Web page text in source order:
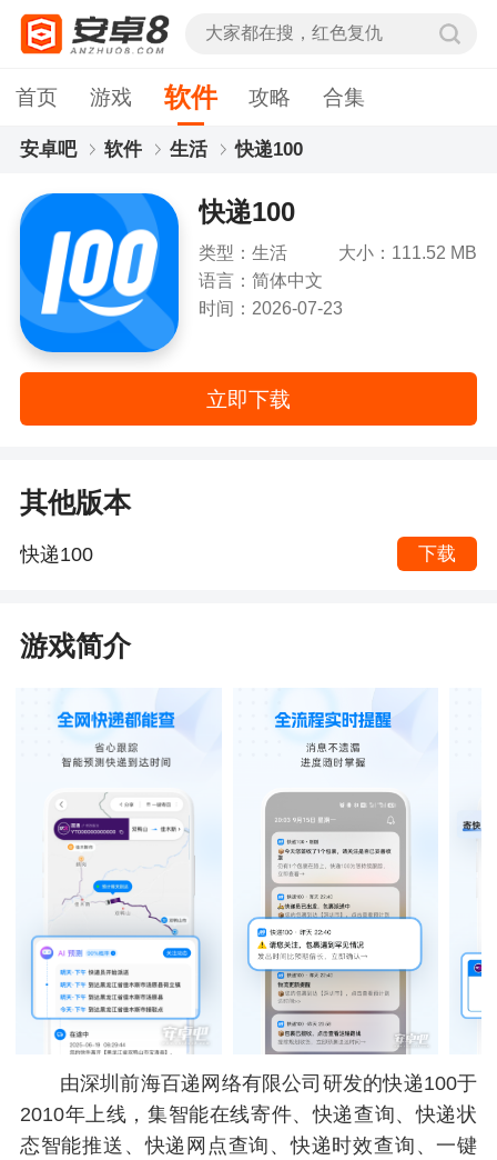
首页 游戏 软件 攻略 合集
安卓吧 软件 生活 快递100
快递100
类型：生活
大小：111.52 MB
语言：简体中文
时间：2026-07-23
立即下载
其他版本
快递100 下载
游戏简介
由深圳前海百递网络有限公司研发的快递100于
2010年上线，集智能在线寄件、快递查询、快递状
态智能推送、快递网点查询、快递时效查询、一键